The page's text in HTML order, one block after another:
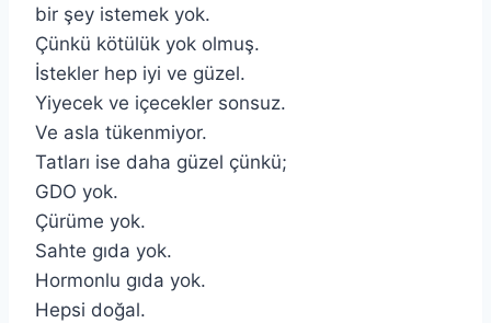
bir şey istemek yok.
Çünkü kötülük yok olmuş.
İstekler hep iyi ve güzel.
Yiyecek ve içecekler sonsuz.
Ve asla tükenmiyor.
Tatları ise daha güzel çünkü;
GDO yok.
Çürüme yok.
Sahte gıda yok.
Hormonlu gıda yok.
Hepsi doğal.